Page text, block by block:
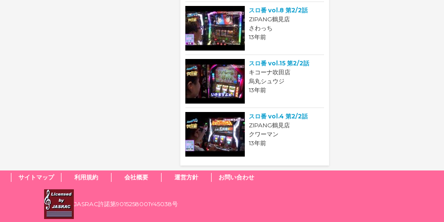
スロ番 vol.8 第2/2話
ZIPANG鶴見店
さわっち
13年前
スロ番 vol.15 第2/2話
キコーナ吹田店
烏丸シュウジ
13年前
スロ番 vol.4 第2/2話
ZIPANG鶴見店
クワーマン
13年前
サイトマップ 利用規約 会社概要 運営方針 お問い合わせ
JASRAC許諾第9015258001Y45038号